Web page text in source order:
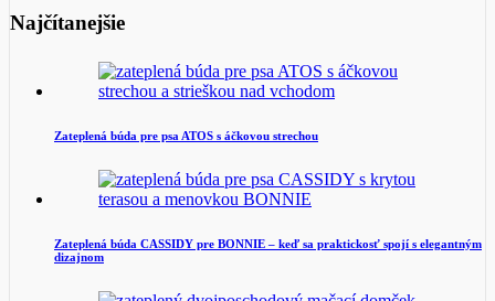
Najčítanejšie
Zateplená búda pre psa ATOS s áčkovou strechou
Zateplená búda CASSIDY pre BONNIE – keď sa praktickosť spojí s elegantným
dizajnom